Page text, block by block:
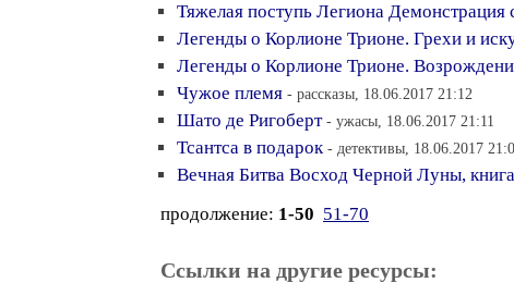
Тяжелая поступь Легиона Демонстрация
Легенды о Корлионе Трионе. Грехи и
Легенды о Корлионе Трионе.
Чужое племя - рассказы, 18.06.2017 21:12
Шато де Ригоберт - ужасы, 18.06.2017 21:11
Тсантса в подарок - детективы, 18.06.2017
Вечная Битва Восход Черной Луны,
продолжение: 1-50 51-70
Ссылки на другие ресурсы: